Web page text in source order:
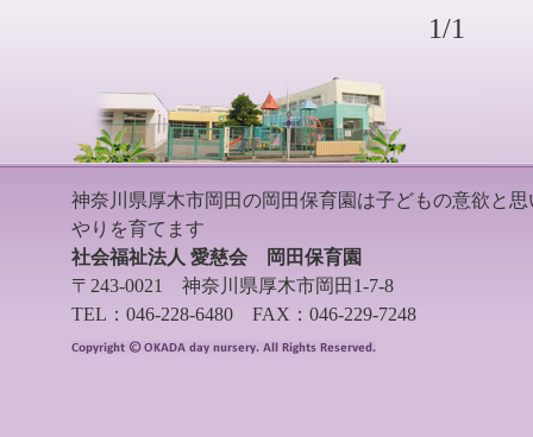
1/1
神奈川県厚木市岡田の岡田保育園は子どもの意欲と思
やりを育てます
社会福祉法人 愛慈会 岡田保育園
〒243-0021 神奈川県厚木市岡田1-7-8
TEL：046-228-6480 FAX：046-229-7248